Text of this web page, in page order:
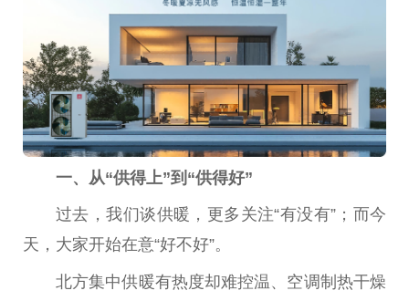
一、从“供得上”到“供得好”
过去，我们谈供暖，更多关注“有没有”；而今
天，大家开始在意“好不好”。
北方集中供暖有热度却难控温、空调制热干燥